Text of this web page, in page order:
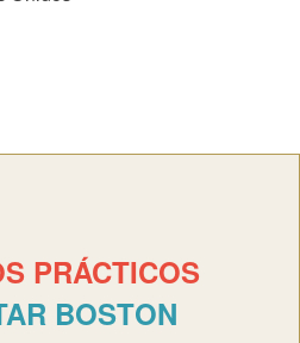
PRÁCTICOS
BOSTON